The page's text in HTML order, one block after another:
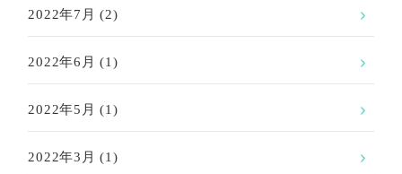
2022年7月 (2)
2022年6月 (1)
2022年5月 (1)
2022年3月 (1)